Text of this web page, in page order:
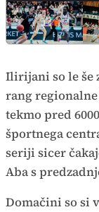
Ilirijani so le še
rang
tekmo pred
športnega
seriji sicer
Aba s
Domačini so si